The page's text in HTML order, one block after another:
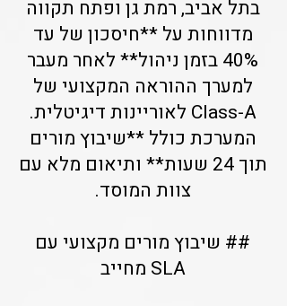
בתל אביב, רמת גן ופתח תקווה
מדווחות על **חיסכון של עד
40% בזמן ניהול** לאחר מעבר
למערך ההוראה המקצועי של
Class-A לאוריינות דיגיטלית.
המערכת כולל **שיבוץ מורים
תוך 24 שעות** ותיאום מלא עם
צוות המוסד.
## שיבוץ מורים מקצועי עם
SLA מחייב